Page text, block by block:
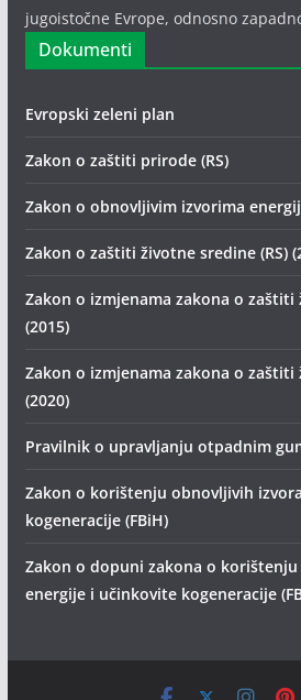
jugoistočne Evrope, odnosno
Dokumenti
Evropski zeleni plan
Zakon o zaštiti prirode (RS)
Zakon o obnovljivim izvorima
Zakon o zaštiti životne sredine (RS)
Zakon o izmjenama zakona o zaštiti
(2015)
Zakon o izmjenama zakona o zaštiti
(2020)
Pravilnik o upravljanju otpadnim
Zakon o korištenju obnovljivih
kogeneracije (FBiH)
Zakon o dopuni zakona o
energije i učinkovite kogeneracije